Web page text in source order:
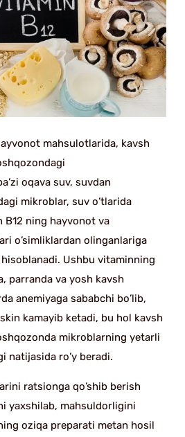
mahsulotlarida, kavsh
oqava suv, suvdan
mikroblar, suv o’tlarida
ning hayvonot va
o’simliklardan olinganlariga
Ushbu vitaminning
parranda va yosh kavsh
anemiyaga sababchi bo’lib,
kamayib ketadi, bu hol kavsh
mikroblarning yetarli
natijasida ro’y beradi.
ratsionga qo’shib berish
yaxshilab, mahsuldorligini
oziqa preparati metan hosil